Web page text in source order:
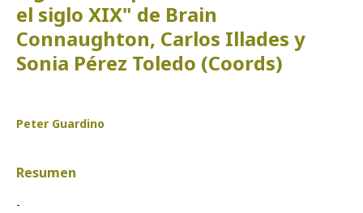
el siglo XIX" de Brain
Connaughton, Carlos Illades y
Sonia Pérez Toledo (Coords)
Peter Guardino
Resumen
-